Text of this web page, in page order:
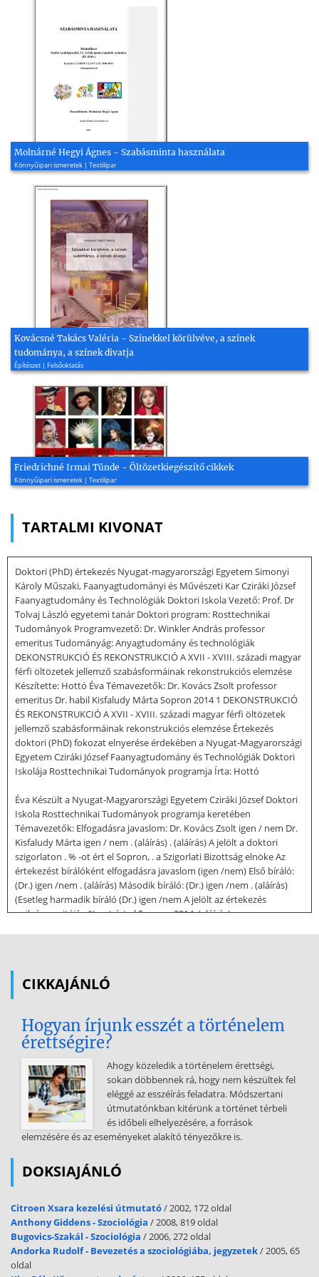
Molnárné Hegyi Ágnes - Szabásminta használata
Könnyűipari ismeretek | Textilipar
Kovácsné Takács Valéria - Színekkel körülvéve, a színek
tudománya, a színek divatja
Építészet | Felsőoktatás
Friedrichné Irmai Tünde - Öltözetkiegészítő cikkek
Könnyűipari ismeretek | Textilipar
TARTALMI KIVONAT
Doktori (PhD) értekezés Nyugat-magyarországi Egyetem Simonyi
Károly Műszaki, Faanyagtudományi és Művészeti Kar Cziráki József
Faanyagtudomány és Technológiák Doktori Iskola Vezető: Prof. Dr
Tolvaj László egyetemi tanár Doktori program: Rosttechnikai
Tudományok Programvezető: Dr. Winkler András professor
emeritus Tudományág: Anyagtudomány és technológiák
DEKONSTRUKCIÓ ÉS REKONSTRUKCIÓ A XVII - XVIII. századi magyar
férfi öltözetek jellemző szabásformáinak rekonstrukciós elemzése
Készítette: Hottó Éva Témavezetők: Dr. Kovács Zsolt professor
emeritus Dr. habil Kisfaludy Márta Sopron 2014 1 DEKONSTRUKCIÓ
ÉS REKONSTRUKCIÓ A XVII - XVIII. századi magyar férfi öltözetek
jellemző szabásformáinak rekonstrukciós elemzése Értekezés
doktori (PhD) fokozat elnyerése érdekében a Nyugat-Magyarországi
Egyetem Cziráki József Faanyagtudomány és Technológiák Doktori
Iskolája Rosttechnikai Tudományok programja Írta: Hottó
Éva Készült a Nyugat-Magyarországi Egyetem Cziráki József Doktori
Iskola Rosttechnikai Tudományok programja keretében
Témavezetők: Elfogadásra javaslom: Dr. Kovács Zsolt igen / nem Dr.
Kisfaludy Márta igen / nem . (aláírás) . (aláírás) A jelölt a doktori
szigorlaton . % -ot ért el Sopron, . a Szigorlati Bizottság elnöke Az
értekezést bírálóként elfogadásra javaslom (igen /nem) Első bíráló:
(Dr.) igen /nem . (aláírás) Második bíráló: (Dr.) igen /nem . (aláírás)
(Esetleg harmadik bíráló (Dr.) igen /nem A jelölt az értekezés
nyilvános vitáján.% - ot ért el Sopron, 2014. (aláírás) . a
vagy azonos tartalomban, de átfogalmazva más
megjelöltem. Sopron, 2014. árpilis 11 . Hottó Éva 3 KIVONAT Hottó
Éva DEKONSTRUKCIÓ ÉS REKONSTRUKCIÓ A XVII - XVIII. századi
magyar férfi öltözetek jellemző szabásformáinak rekonstrukciós
elemzése Korabeli ruhadarabok készítésével elsősorban filmes- és
színházi jelmezek, hagyományőrző viseletek készítői foglalkoznak.
Olyan korhű öltözetek, melyek a ruha szabását is autentikusan
bemutatják, egyrészt muzeológusok feldolgozásai alapján
készítethetők, akik az eredeti ruhadarabok szabásmintáit
méretpontosan lerajzolták, másrészt korabeli szabásmintarajzok
mintakönyveiben megjelenő magyar férfi öltözetdarabok, a magyar
a dekonstrukciós elemzést és
a rekonstrukció módszerének kidolgozását. Az empirikus kutatás a
korabeli ruhadarabok szabásának elemzésére, méreteinek
meghatározásra és a szabásminták elkészítésére terjed ki. A
CIKKAJÁNLÓ
Hogyan írjunk esszét a történelem
érettségire?
Ahogy közeledik a történelem érettségi,
sokan döbbennek rá, hogy nem készültek fel
eléggé az esszéírás feladatra. Módszertani
útmutatónkban kitérünk a történet térbeli
és időbeli elhelyezésére, a források
elemzésére és az eseményeket alakító tényezőkre is.
DOKSIAJÁNLÓ
Citroen Xsara kezelési útmutató/ 2002, 172 oldal
Anthony Giddens - Szociológia / 2008, 819 oldal
Bugovics-Szakál - Szociológia / 2006, 272 oldal
Andorka Rudolf - Bevezetés a szociológiába, jegyzetek/ 2005, 65
oldal